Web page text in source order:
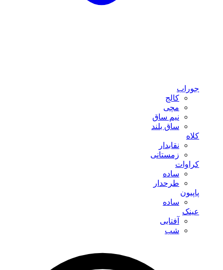
جوراب
کالج
مچی
نیم ساق
ساق بلند
کلاه
نقابدار
زمستانی
کراوات
ساده
طرحدار
پاپیون
ساده
عینک
آفتابی
شب